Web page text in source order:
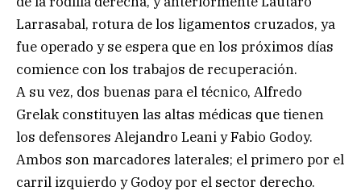
Larrasabal, rotura de los ligamentos cruzados, ya
fue operado y se espera que en los próximos días
comience con los trabajos de recuperación.
A su vez, dos buenas para el técnico, Alfredo
Grelak constituyen las altas médicas que tienen
los defensores Alejandro Leani y Fabio Godoy.
Ambos son marcadores laterales; el primero por el
carril izquierdo y Godoy por el sector derecho.